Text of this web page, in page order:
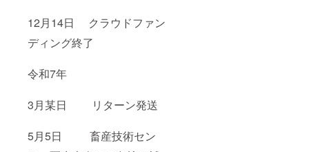
12月14日 クラウドファン
ディング終了
令和7年
3月某日 リターン発送
5月5日 畜産技術セン